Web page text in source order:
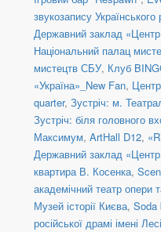
звукозапису Українського
Державний заклад
Національний палац
мистецтв СБУ, Клуб
«Україна»_New Fan,
quarter, Зустріч: м.
Зустріч: біля головного
Максимум, ArtHall D12,
Державний заклад
квартира В. Косенка,
академічний театр опери
Музей історії Києва, Soda
російської драмі імені